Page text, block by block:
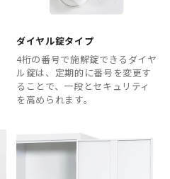
ダイヤル錠タイプ
4桁の番号で施解錠できるダイヤ
ル錠は、定期的に番号を変更す
ることで、一段とセキュリティ
を高められます。